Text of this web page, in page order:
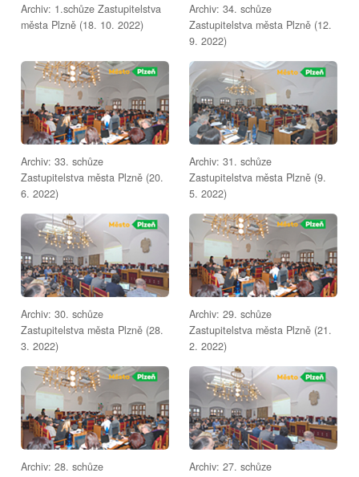
Archiv: 1.schůze Zastupitelstva
města Plzně (18. 10. 2022)
Archiv: 34. schůze
Zastupitelstva města Plzně (12.
9. 2022)
Archiv: 33. schůze
Zastupitelstva města Plzně (20.
6. 2022)
Archiv: 31. schůze
Zastupitelstva města Plzně (9.
5. 2022)
Archiv: 30. schůze
Zastupitelstva města Plzně (28.
3. 2022)
Archiv: 29. schůze
Zastupitelstva města Plzně (21.
2. 2022)
Archiv: 28. schůze
Archiv: 27. schůze